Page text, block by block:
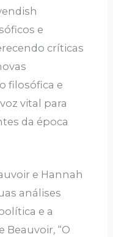
e
críticas
filosófica e
vital para
da época
e Hannah
análises
e a
Beauvoir, “O